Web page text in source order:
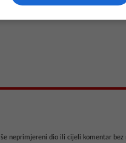
neprimjereni dio ili cijeli komentar